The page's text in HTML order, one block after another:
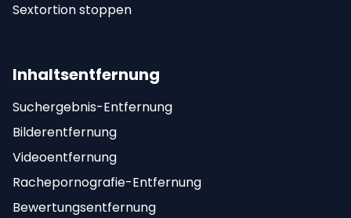
Sextortion stoppen
Inhaltsentfernung
Suchergebnis-Entfernung
Bilderentfernung
Videoentfernung
Rachepornografie-Entfernung
Bewertungsentfernung